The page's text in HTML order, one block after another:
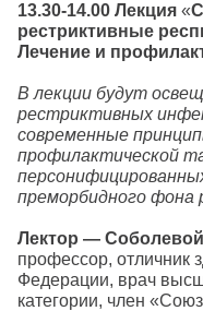
13.30-14.00 Лекция «
рестриктивные
Лечение и
В лекции будут
рестриктивных
современные
профилактической
преморбидного фона
Лектор —
профессор, отличник
Федерации, врач
категории, член